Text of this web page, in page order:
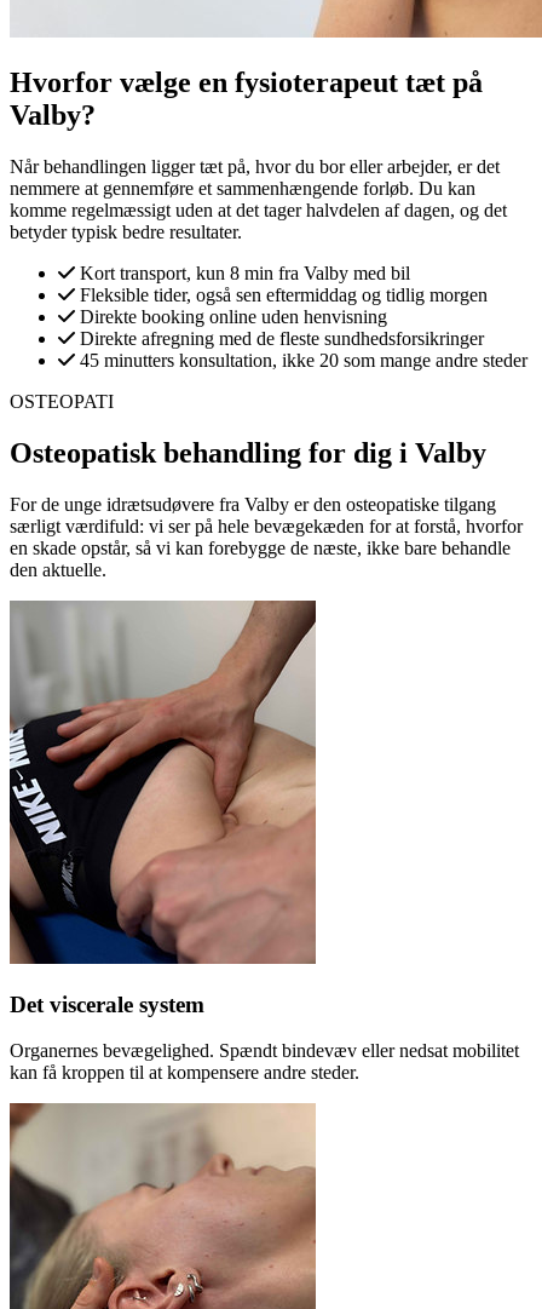
Hvorfor vælge en fysioterapeut tæt på
Valby?
Når behandlingen ligger tæt på, hvor du bor eller arbejder, er det
nemmere at gennemføre et sammenhængende forløb. Du kan
komme regelmæssigt uden at det tager halvdelen af dagen, og det
betyder typisk bedre resultater.
Kort transport, kun 8 min fra Valby med bil
Fleksible tider, også sen eftermiddag og tidlig morgen
Direkte booking online uden henvisning
Direkte afregning med de fleste sundhedsforsikringer
45 minutters konsultation, ikke 20 som mange andre steder
OSTEOPATI
Osteopatisk behandling for dig i Valby
For de unge idrætsudøvere fra Valby er den osteopatiske tilgang
særligt værdifuld: vi ser på hele bevægekæden for at forstå, hvorfor
en skade opstår, så vi kan forebygge de næste, ikke bare behandle
den aktuelle.
Det viscerale system
Organernes bevægelighed. Spændt bindevæv eller nedsat mobilitet
kan få kroppen til at kompensere andre steder.